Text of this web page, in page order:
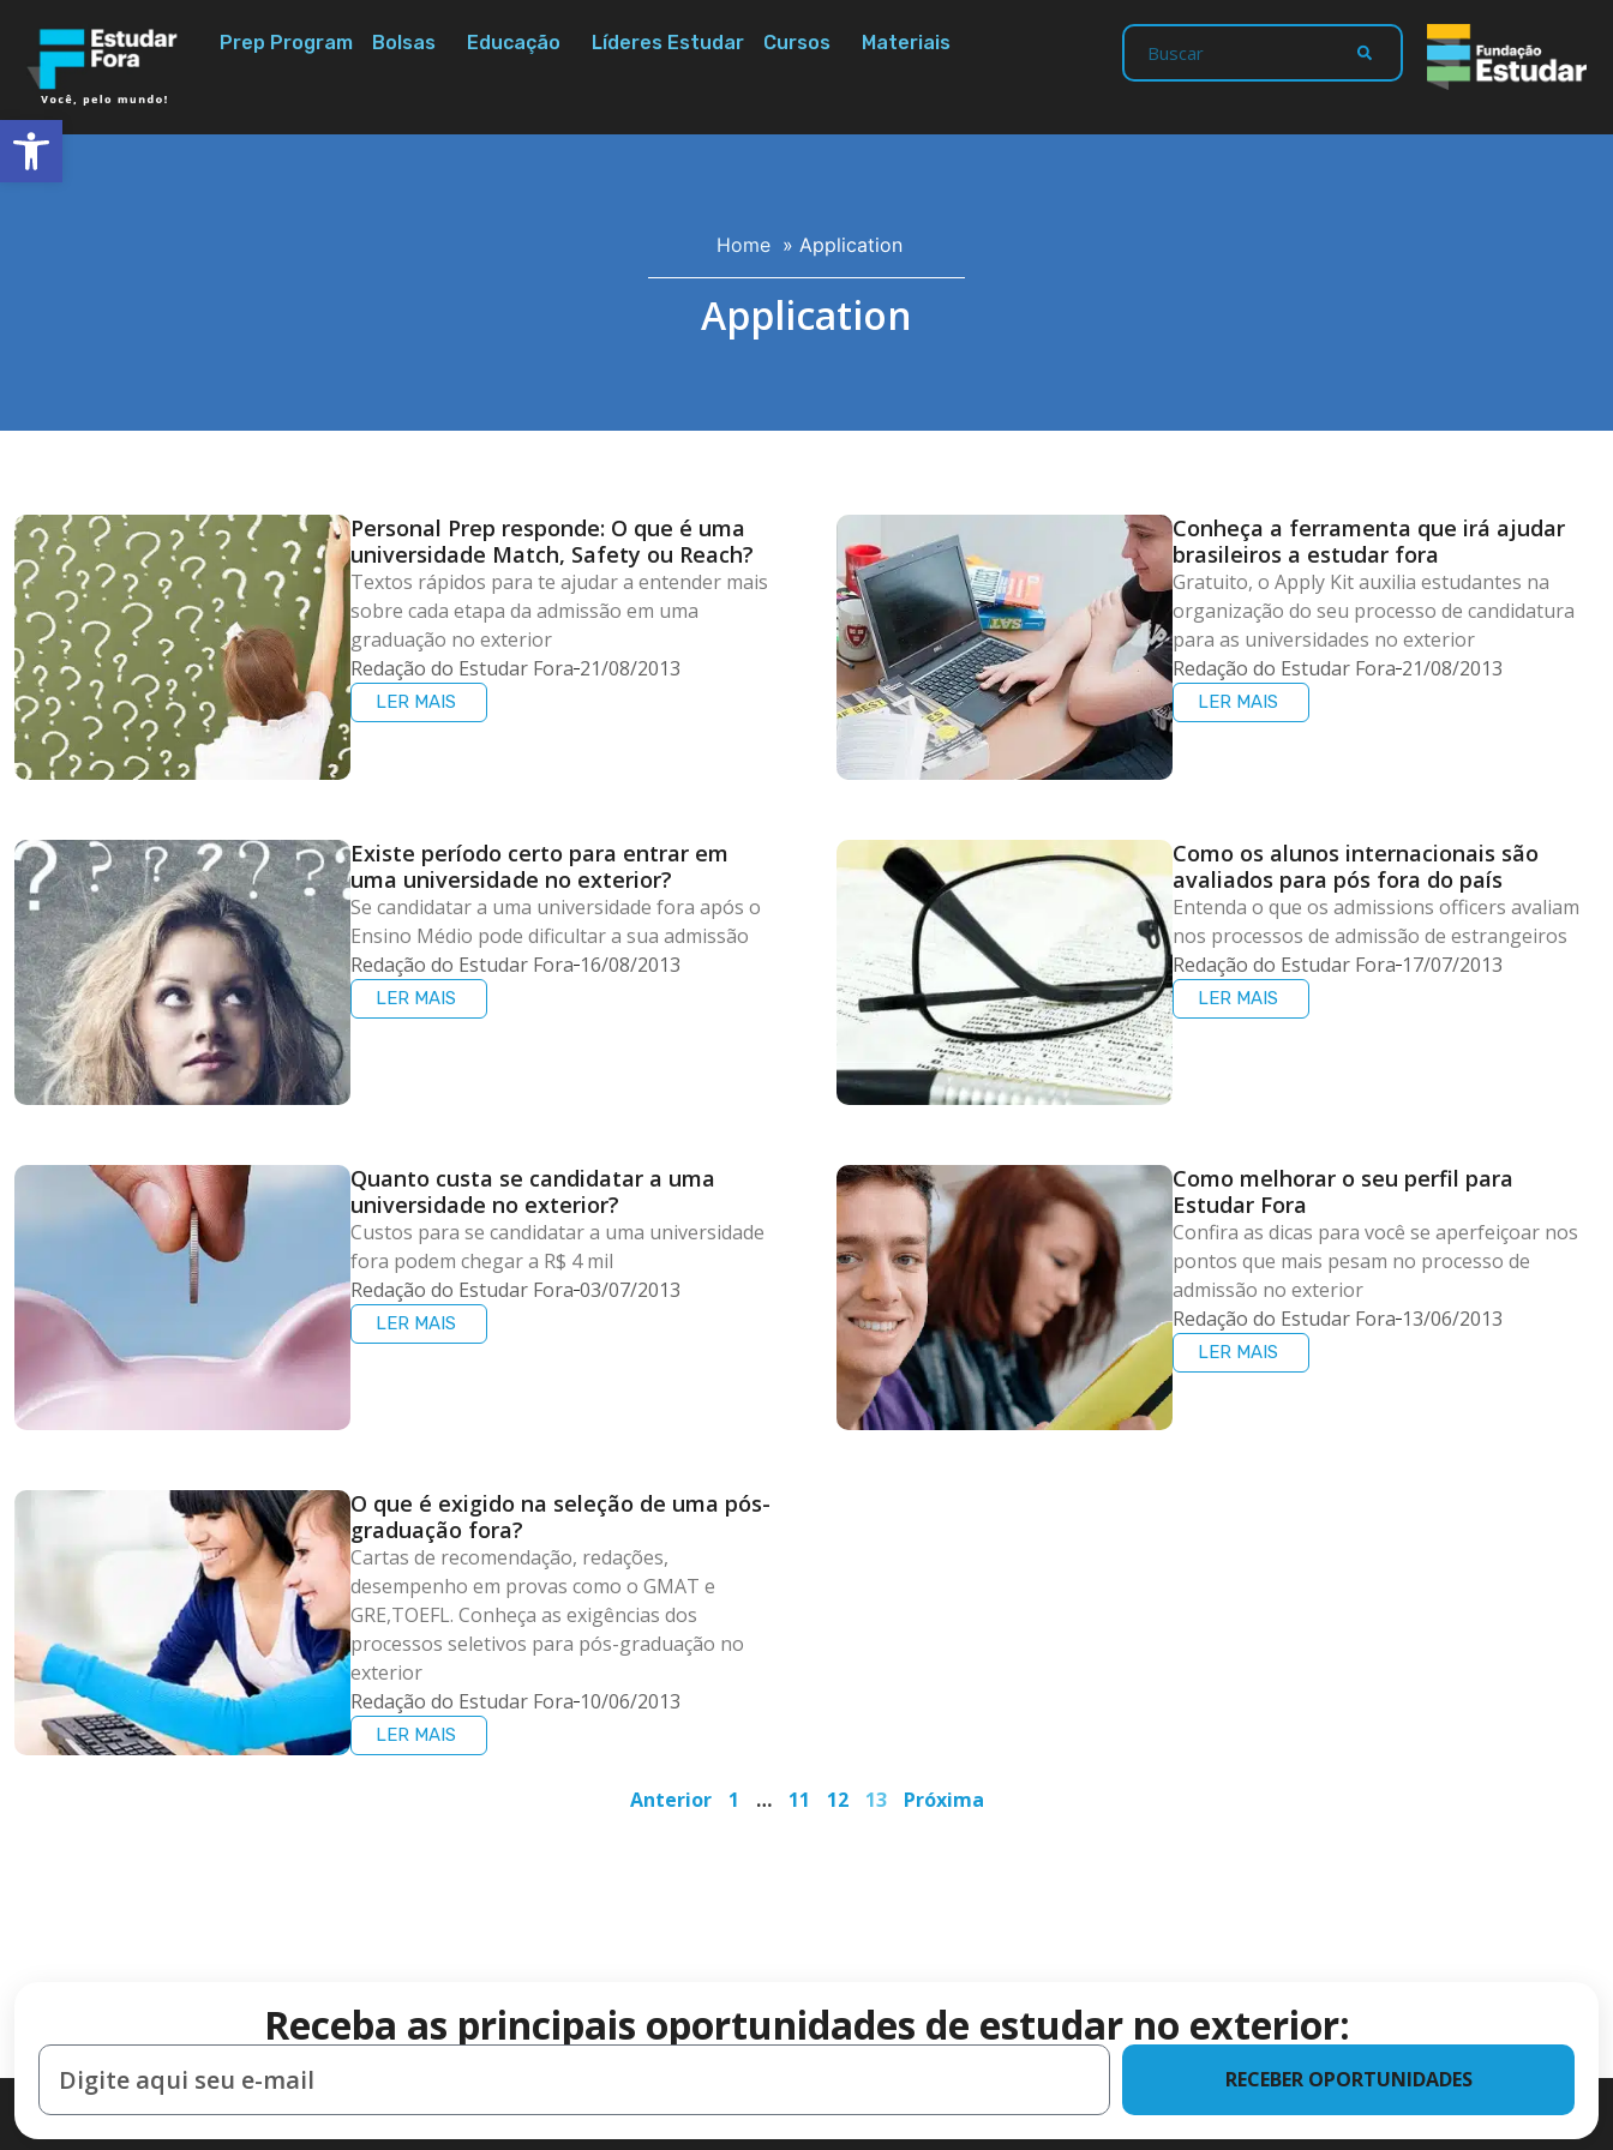
Abrir a barra de ferramentas
Prep Program Bolsas Educação Líderes Estudar Cursos Materiais
Home » Application
Application
Personal Prep responde: O que é uma
universidade Match, Safety ou Reach?
Textos rápidos para te ajudar a entender mais
sobre cada etapa da admissão em uma
graduação no exterior
Redação do Estudar Fora 21/08/2013
LER MAIS
Conheça a ferramenta que irá ajudar
brasileiros a estudar fora
Gratuito, o Apply Kit auxilia estudantes na
organização do seu processo de candidatura
para as universidades no exterior
Redação do Estudar Fora 21/08/2013
LER MAIS
Existe período certo para entrar em
uma universidade no exterior?
Se candidatar a uma universidade fora após o
Ensino Médio pode dificultar a sua admissão
Redação do Estudar Fora 16/08/2013
LER MAIS
Como os alunos internacionais são
avaliados para pós fora do país
Entenda o que os admissions officers avaliam
nos processos de admissão de estrangeiros
Redação do Estudar Fora 17/07/2013
LER MAIS
Quanto custa se candidatar a uma
universidade no exterior?
Custos para se candidatar a uma universidade
fora podem chegar a R$ 4 mil
Redação do Estudar Fora 03/07/2013
LER MAIS
Como melhorar o seu perfil para
Estudar Fora
Confira as dicas para você se aperfeiçoar nos
pontos que mais pesam no processo de
admissão no exterior
Redação do Estudar Fora 13/06/2013
LER MAIS
O que é exigido na seleção de uma pós-
graduação fora?
Cartas de recomendação, redações,
desempenho em provas como o GMAT e
GRE,TOEFL. Conheça as exigências dos
processos seletivos para pós-graduação no
exterior
Redação do Estudar Fora 10/06/2013
LER MAIS
Anterior 1 … 11 12 13 Próxima
Receba as principais oportunidades de estudar no exterior:
RECEBER OPORTUNIDADES